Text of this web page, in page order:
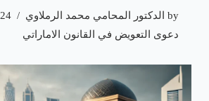
by الدكتور المحامي محمد الرملاوي
24 March، 2025
دعوى التعويض في القانون الاماراتي